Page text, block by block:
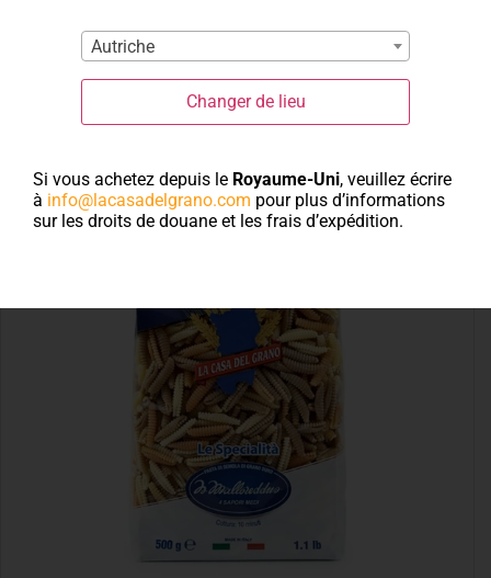
La Casa del Grano--- Malloreddus moyennes 4
Autriche
Changer de lieu
Si vous achetez depuis le Royaume-Uni, veuillez écrire
à info@lacasadelgrano.com pour plus d’informations
sur les droits de douane et les frais d’expédition.